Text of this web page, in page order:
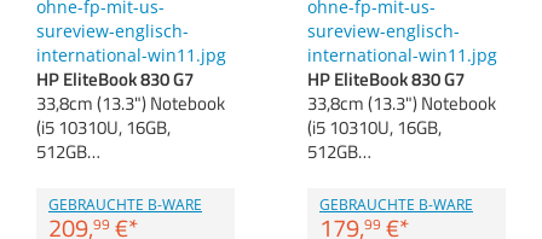
Zubehör
Anmelden | Registrieren
Merkzettel
HP EliteBook 830 G7
33,8cm (13.3") Notebook
(i5 10310U, 16GB,
512GB…
GEBRAUCHTE B-WARE
209,99 €*
HP EliteBook 830 G7
33,8cm (13.3") Notebook
(i5 10310U, 16GB,
512GB…
GEBRAUCHTE B-WARE
179,99 €*